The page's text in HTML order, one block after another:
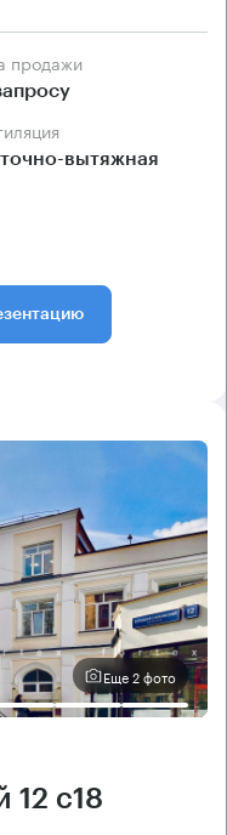
продажи
вытяжная
Еще 2 фото
12 с18